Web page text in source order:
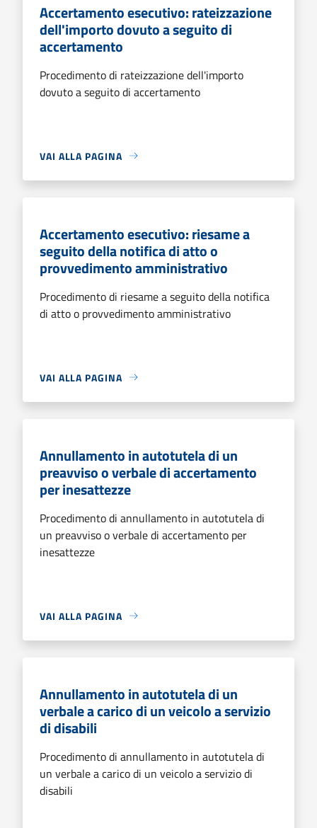
Accertamento esecutivo: rateizzazione
dell'importo dovuto a seguito di
accertamento
Procedimento di rateizzazione dell'importo
dovuto a seguito di accertamento
VAI ALLA PAGINA
Accertamento esecutivo: riesame a
seguito della notifica di atto o
provvedimento amministrativo
Procedimento di riesame a seguito della notifica
di atto o provvedimento amministrativo
VAI ALLA PAGINA
Annullamento in autotutela di un
preavviso o verbale di accertamento
per inesattezze
Procedimento di annullamento in autotutela di
un preavviso o verbale di accertamento per
inesattezze
VAI ALLA PAGINA
Annullamento in autotutela di un
verbale a carico di un veicolo a servizio
di disabili
Procedimento di annullamento in autotutela di
un verbale a carico di un veicolo a servizio di
disabili